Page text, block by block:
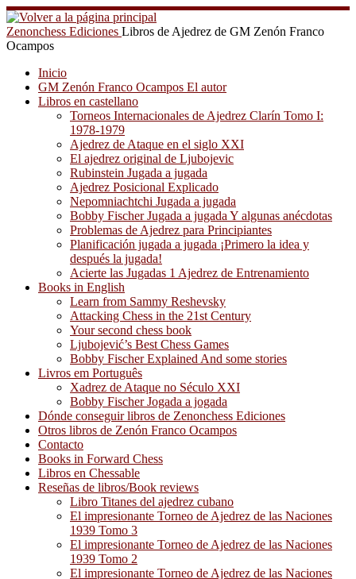
Saltar
al
contenido
Zenonchess Ediciones Libros de Ajedrez de GM Zenón Franco
Ocampos
Inicio
GM Zenón Franco Ocampos El autor
Libros en castellano
Torneos Internacionales de Ajedrez Clarín Tomo I:
1978-1979
Ajedrez de Ataque en el siglo XXI
El ajedrez original de Ljubojevic
Rubinstein Jugada a jugada
Ajedrez Posicional Explicado
Nepomniachtchi Jugada a jugada
Bobby Fischer Jugada a jugada Y algunas anécdotas
Problemas de Ajedrez para Principiantes
Planificación jugada a jugada ¡Primero la idea y
después la jugada!
Acierte las Jugadas 1 Ajedrez de Entrenamiento
Books in English
Learn from Sammy Reshevsky
Attacking Chess in the 21st Century
Your second chess book
Ljubojević’s Best Chess Games
Bobby Fischer Explained And some stories
Livros em Português
Xadrez de Ataque no Século XXI
Bobby Fischer Jogada a jogada
Dónde conseguir libros de Zenonchess Ediciones
Otros libros de Zenón Franco Ocampos
Contacto
Books in Forward Chess
Libros en Chessable
Reseñas de libros/Book reviews
Libro Titanes del ajedrez cubano
El impresionante Torneo de Ajedrez de las Naciones
1939 Tomo 3
El impresionante Torneo de Ajedrez de las Naciones
1939 Tomo 2
El impresionante Torneo de Ajedrez de las Naciones